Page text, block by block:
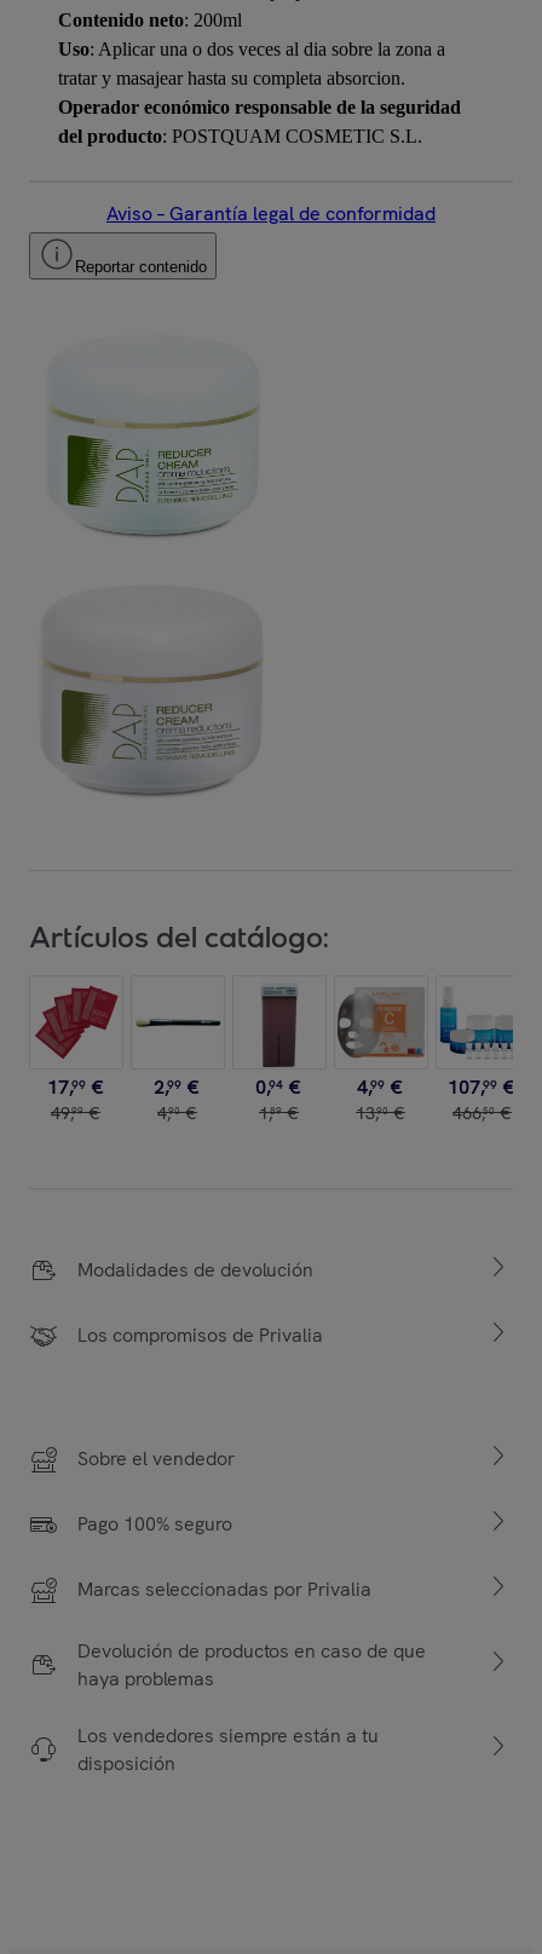
Contenido neto: 200ml
Uso: Aplicar una o dos veces al dia sobre la zona a
tratar y masajear hasta su completa absorcion.
Operador económico responsable de la seguridad
del producto: POSTQUAM COSMETIC S.L.
Aviso – Garantía legal de conformidad
Reportar contenido
Artículos del catálogo:
17,99 €
49,99 €
2,99 €
4,90 €
0,94 €
1,89 €
4,99 €
13,90 €
107,99 €
466,50 €
Modalidades de devolución
Los compromisos de Privalia
Sobre el vendedor
Pago 100% seguro
Marcas seleccionadas por Privalia
Devolución de productos en caso de que
haya problemas
Los vendedores siempre están a tu
disposición